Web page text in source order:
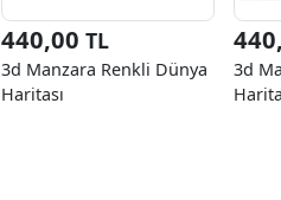
440,00 TL
3d Manzara Renkli Dünya
Haritası
3d